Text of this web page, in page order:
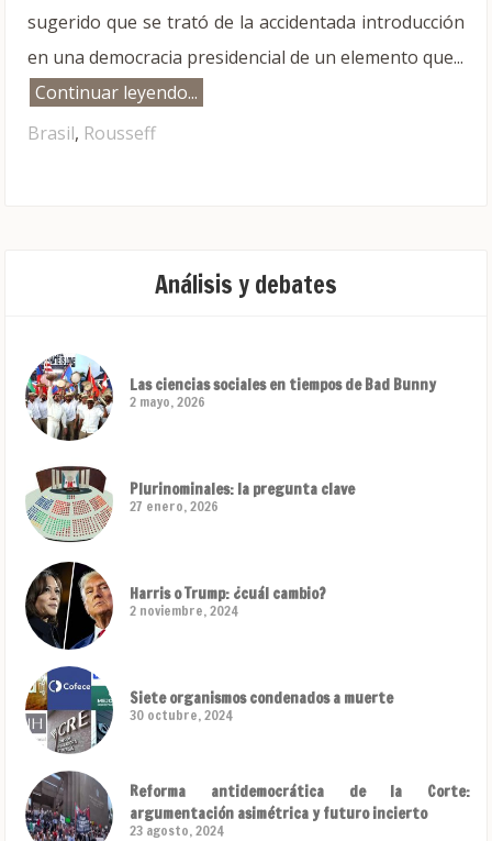
sugerido que se trató de la accidentada introducción
en una democracia presidencial de un elemento que...
Continuar leyendo...
Brasil, Rousseff
Análisis y debates
Las ciencias sociales en tiempos de Bad Bunny
2 mayo, 2026
Plurinominales: la pregunta clave
27 enero, 2026
Harris o Trump: ¿cuál cambio?
2 noviembre, 2024
Siete organismos condenados a muerte
30 octubre, 2024
Reforma antidemocrática de la Corte:
argumentación asimétrica y futuro incierto
23 agosto, 2024